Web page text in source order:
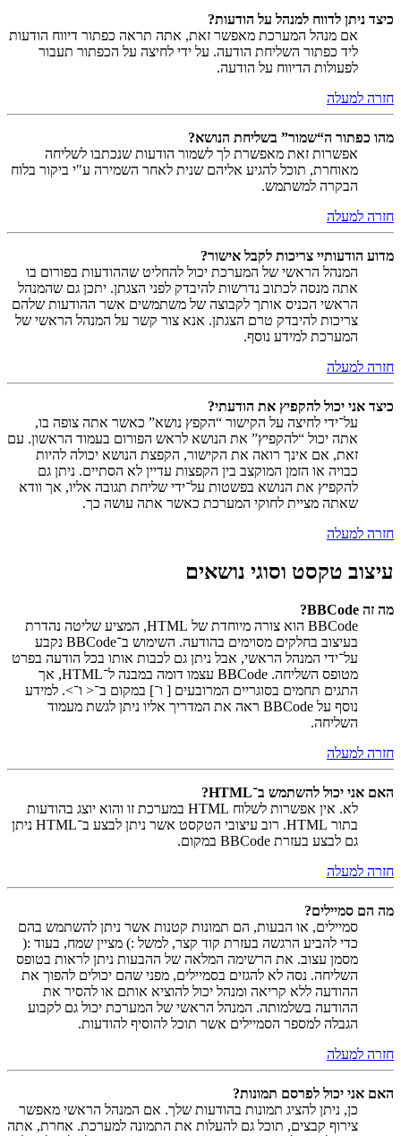
כיצד ניתן לדווח למנהל על הודעות?
אם מנהל המערכת מאפשר זאת, אתה תראה כפתור דיווח הודעות
ליד כפתור השליחת הודעה. על ידי לחיצה על הכפתור תעבור
לפעולות הדיווח על הודעה.
חזרה למעלה
מהו כפתור ה“שמור” בשליחת הנושא?
אפשרות זאת מאפשרת לך לשמור הודעות שנכתבו לשליחה
מאוחרת, תוכל להגיע אליהם שנית לאחר השמירה ע"י ביקור בלוח
הבקרה למשתמש.
חזרה למעלה
מדוע הודעותיי צריכות לקבל אישור?
המנהל הראשי של המערכת יכול להחליט שההודעות בפורום בו
אתה מנסה לכתוב נדרשות להיבדק לפני הצגתן. יתכן גם שהמנהל
הראשי הכניס אותך לקבוצה של משתמשים אשר ההודעות שלהם
צריכות להיבדק טרם הצגתן. אנא צור קשר על המנהל הראשי של
המערכת למידע נוסף.
חזרה למעלה
כיצד אני יכול להקפיץ את הודעתי?
על־ידי לחיצה על הקישור “הקפץ נושא” כאשר אתה צופה בו,
אתה יכול “להקפיץ” את הנושא לראש הפורום בעמוד הראשון. עם
זאת, אם אינך רואה את הקישור, הקפצת הנושא יכולה להיות
כבויה או הזמן המוקצב בין הקפצות עדיין לא הסתיים. ניתן גם
להקפיץ את הנושא בפשטות על־ידי שליחת תגובה אליו, אך וודא
שאתה מציית לחוקי המערכת כאשר אתה עושה כך.
חזרה למעלה
עיצוב טקסט וסוגי נושאים
מה זה BBCode?
BBCode הוא צורה מיוחדת של HTML, המציע שליטה נהדרת
בעיצוב בחלקים מסוימים בהודעה. השימוש ב־BBCode נקבע
על־ידי המנהל הראשי, אבל ניתן גם לכבות אותו בכל הודעה בפרט
מטופס השליחה. BBCode עצמו דומה במבנה ל־HTML, אך
התגים תחמים בסוגריים המרובעים [ ו־] במקום ב־< ו־>. למידע
נוסף על BBCode ראה את המדריך אליו ניתן לגשת מעמוד
השליחה.
חזרה למעלה
האם אני יכול להשתמש ב־HTML?
לא. אין אפשרות לשלוח HTML במערכת זו והוא יוצג בהודעות
בתור HTML. רוב עיצובי הטקסט אשר ניתן לבצע ב־HTML ניתן
גם לבצע בעזרת BBCode במקום.
חזרה למעלה
מה הם סמיילים?
סמיילים, או הבעות, הם תמונות קטנות אשר ניתן להשתמש בהם
כדי להביע הרגשה בעזרת קוד קצר, למשל :) מציין שמח, בעוד :(
מסמן עצוב. את הרשימה המלאה של ההבעות ניתן לראות בטופס
השליחה. נסה לא להגזים בסמיילים, מפני שהם יכולים להפוך את
ההודעה ללא קריאה ומנהל יכול להוציא אותם או להסיר את
ההודעה בשלמותה. המנהל הראשי של המערכת יכול גם לקבוע
הגבלה למספר הסמיילים אשר תוכל להוסיף להודעות.
חזרה למעלה
האם אני יכול לפרסם תמונות?
כן, ניתן להציג תמונות בהודעות שלך. אם המנהל הראשי מאפשר
צירוף קבצים, תוכל גם להעלות את התמונה למערכת. אחרת, אתה